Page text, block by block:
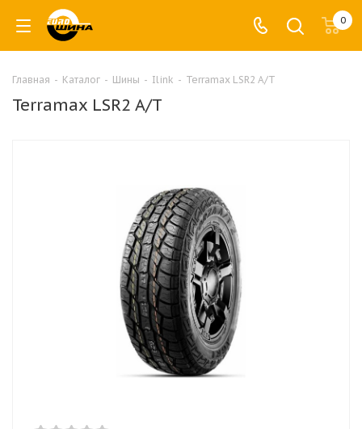
0
Главная - Каталог - Шины - Ilink - Terramax LSR2 A/T
Terramax LSR2 A/T